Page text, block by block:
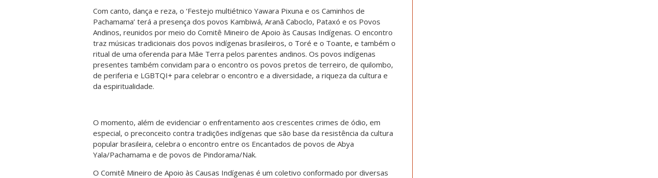
Com canto, dança e reza, o ‘Festejo multiétnico Yawara Pixuna e os Caminhos de
Pachamama’ terá a presença dos povos Kambiwá, Aranã Caboclo, Pataxó e os Povos
Andinos, reunidos por meio do Comitê Mineiro de Apoio às Causas Indígenas. O encontro
traz músicas tradicionais dos povos indígenas brasileiros, o Toré e o Toante, e também o
ritual de uma oferenda para Mãe Terra pelos parentes andinos. Os povos indígenas
presentes também convidam para o encontro os povos pretos de terreiro, de quilombo,
de periferia e LGBTQI+ para celebrar o encontro e a diversidade, a riqueza da cultura e
da espiritualidade.
O momento, além de evidenciar o enfrentamento aos crescentes crimes de ódio, em
especial, o preconceito contra tradições indígenas que são base da resistência da cultura
popular brasileira, celebra o encontro entre os Encantados de povos de Abya
Yala/Pachamama e de povos de Pindorama/Nak.
O Comitê Mineiro de Apoio às Causas Indígenas é um coletivo conformado por diversas